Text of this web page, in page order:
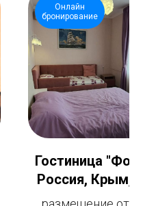
Онлайн
бронирование
Гостиница
Россия, Крым,
Алушта,